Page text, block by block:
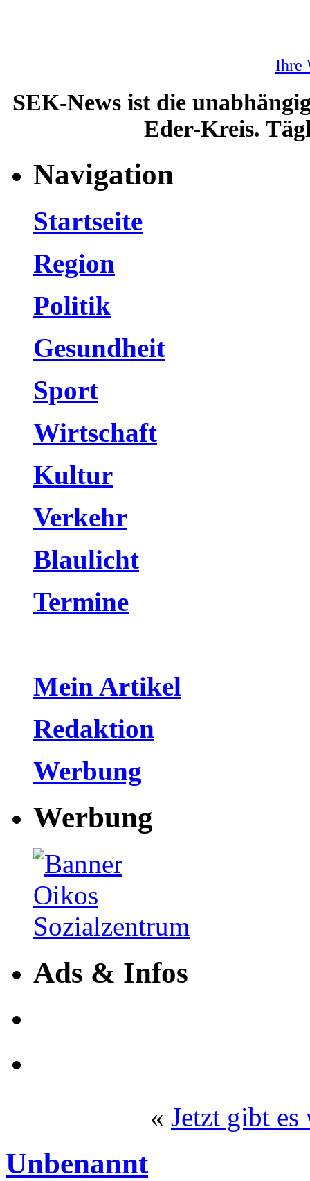
Ihre
SEK-News ist die
Eder-Kreis.
Navigation
Startseite
Region
Politik
Gesundheit
Sport
Wirtschaft
Kultur
Verkehr
Blaulicht
Termine
Mein Artikel
Redaktion
Werbung
Werbung
Ads & Infos
« Jetzt gibt
Unbenannt